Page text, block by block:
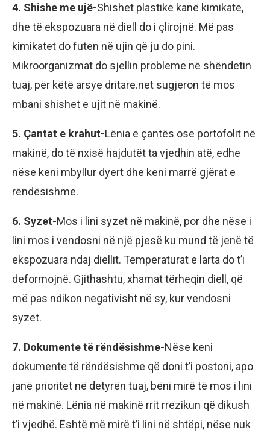
4. Shishe me ujë-Shishet plastike kanë kimikate,
dhe të ekspozuara në diell do i çlirojnë. Më pas
kimikatet do futen në ujin që ju do pini.
Mikroorganizmat do sjellin probleme në shëndetin
tuaj, për këtë arsye dritare.net sugjeron të mos
mbani shishet e ujit në makinë.
5. Çantat e krahut-Lënia e çantës ose portofolit në
makinë, do të nxisë hajdutët ta vjedhin atë, edhe
nëse keni mbyllur dyert dhe keni marrë gjërat e
rëndësishme.
6. Syzet-Mos i lini syzet në makinë, por dhe nëse i
lini mos i vendosni në një pjesë ku mund të jenë të
ekspozuara ndaj diellit. Temperaturat e larta do t’i
deformojnë. Gjithashtu, xhamat tërheqin diell, që
më pas ndikon negativisht në sy, kur vendosni
syzet.
7. Dokumente të rëndësishme-Nëse keni
dokumente të rëndësishme që doni t’i postoni, apo
janë prioritet në detyrën tuaj, bëni mirë të mos i lini
në makinë. Lënia në makinë rrit rrezikun që dikush
t’i vjedhë. Është më mirë t’i lini në shtëpi, nëse nuk